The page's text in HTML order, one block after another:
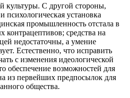
культуры. С другой стороны,
психологическая установка
промышленность отстала в
контрацептивов; средства на
недостаточны, а умение
Естественно, что исправить
с изменения идеологической
обеспечение возможностей для
из первейших предпосы­лок для
общества.